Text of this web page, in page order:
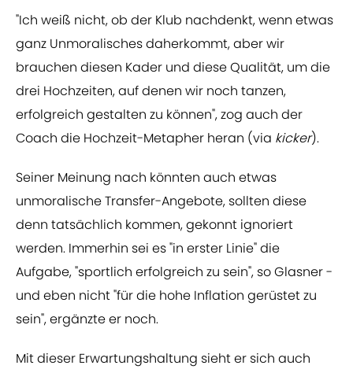
"Ich weiß nicht, ob der Klub nachdenkt, wenn etwas
ganz Unmoralisches daherkommt, aber wir
brauchen diesen Kader und diese Qualität, um die
drei Hochzeiten, auf denen wir noch tanzen,
erfolgreich gestalten zu können", zog auch der
Coach die Hochzeit-Metapher heran (via kicker).
Seiner Meinung nach könnten auch etwas
unmoralische Transfer-Angebote, sollten diese
denn tatsächlich kommen, gekonnt ignoriert
werden. Immerhin sei es "in erster Linie" die
Aufgabe, "sportlich erfolgreich zu sein", so Glasner -
und eben nicht "für die hohe Inflation gerüstet zu
sein", ergänzte er noch.
Mit dieser Erwartungshaltung sieht er sich auch